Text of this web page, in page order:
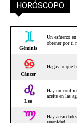
HORÓSCOPO